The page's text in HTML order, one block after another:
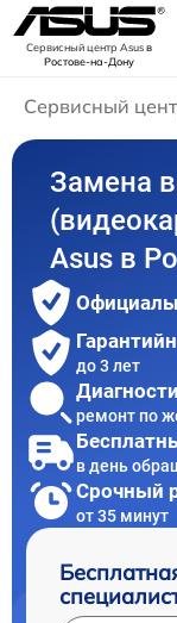
Сервисный центр Asusв
Ростове-на-Дону
Сервисный
Замена
Asus в
до 3 лет
ремонт по
в день
Срочный
от 35 минут